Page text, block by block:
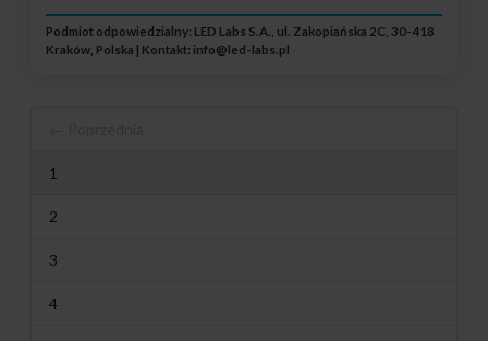
Podmiot odpowiedzialny: LED Labs S.A., ul. Zakopiańska 2C, 30-418
Kraków, Polska | Kontakt: info@led-labs.pl
1
2
3
4